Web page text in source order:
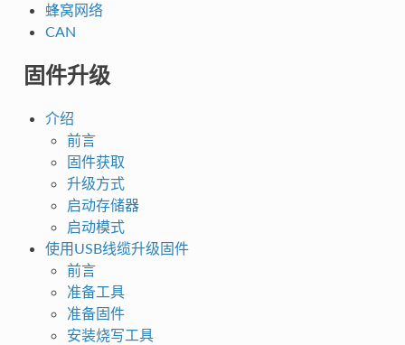
蜂窝网络
CAN
固件升级
介绍
前言
固件获取
升级方式
启动存储器
启动模式
使用USB线缆升级固件
前言
准备工具
准备固件
安装烧写工具